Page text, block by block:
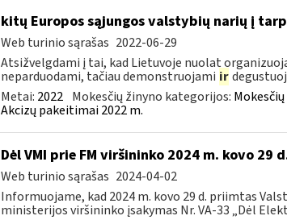
kitų Europos sąjungos valstybių narių į
Web turinio sąrašas 2022-06-29
Atsižvelgdami į tai, kad Lietuvoje nuolat
neparduodami, tačiau demonstruojami ir
Metai: 2022 Mokesčių žinyno kategorijos:
Akcizų pakeitimai 2022 m.
Dėl VMI prie FM viršininko 2024 m. kovo 29
Web turinio sąrašas 2024-04-02
Informuojame, kad 2024 m. kovo 29 d. priimtas
ministerijos viršininko įsakymas Nr. VA-33 „Dėl